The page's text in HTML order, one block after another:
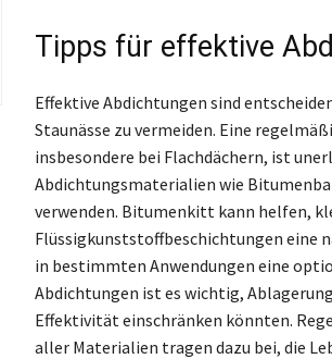
Tipps für effektive
Effektive Abdichtungen sind
Staunässe zu vermeiden. Eine
insbesondere bei Flachdächern, ist
Abdichtungsmaterialien wie
verwenden. Bitumenkitt kann helfen,
Flüssigkunststoffbeschichtungen eine
in bestimmten Anwendungen eine
Abdichtungen ist es wichtig,
Effektivität einschränken könnten.
aller Materialien tragen dazu bei, die